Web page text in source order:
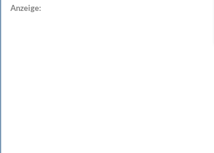
Anzeige: